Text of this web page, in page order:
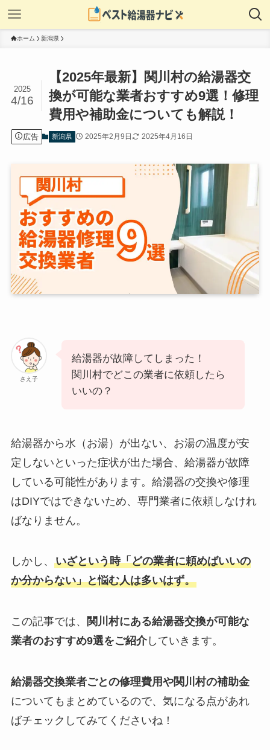
ホーム 新潟県
【2025年最新】関川村の給湯器交
換が可能な業者おすすめ9選！修理
費用や補助金についても解説！
2025
4/16
広告 新潟県 2025年2月9日 2025年4月16日
さえ子
給湯器が故障してしまった！
関川村でどこの業者に依頼したら
いいの？
給湯器から水（お湯）が出ない、お湯の温度が安
定しないといった症状が出た場合、給湯器が故障
している可能性があります。給湯器の交換や修理
はDIYではできないため、専門業者に依頼しなけれ
ばなりません。
しかし、 いざという時「どの業者に頼めばいいの
か分からない」と悩む人は多いはず。
この記事では、
関川村にある給湯器交換が可能な
業者のおすすめ9選をご紹介していきます。
給湯器交換業者ごとの修理費用や関川村の補助金
についてもまとめているので、気になる点があれ
ばチェックしてみてくださいね！